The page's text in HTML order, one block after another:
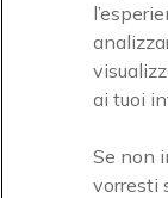
ai tuoi
Se non
vorresti